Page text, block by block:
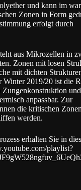
und kann im
Zonen in Form
erfolgt durch
aus Mikrozellen in
Zonen mit losen
mit dichten
Winter 2019/20 ist die
Zungenkonstruktion und
anpassbar. Zur
die kritischen
werden.
erhalten Sie in
playlist?